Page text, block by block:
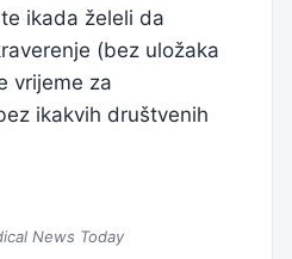
ikada želeli da
(bez uložaka
vrijeme za
ikakvih društvenih
News Today